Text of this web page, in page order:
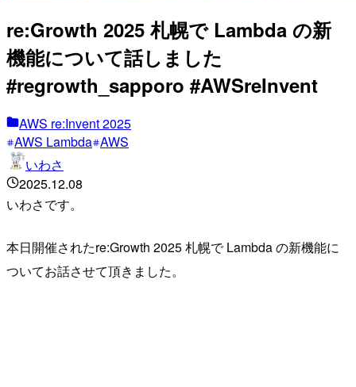
re:Growth 2025 札幌で Lambda の新
機能について話しました
#regrowth_sapporo #AWSreInvent
AWS re:Invent 2025
AWS Lambda AWS
いわさ
2025.12.08
いわさです。
本日開催されたre:Growth 2025 札幌で Lambda の新機能に
ついてお話させて頂きました。